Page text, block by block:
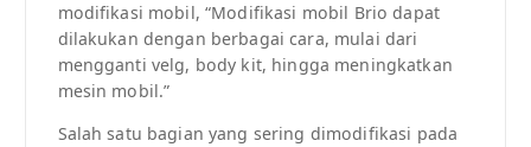
modifikasi mobil, “Modifikasi mobil Brio dapat
dilakukan dengan berbagai cara, mulai dari
mengganti velg, body kit, hingga meningkatkan
mesin mobil.”
Salah satu bagian yang sering dimodifikasi pada